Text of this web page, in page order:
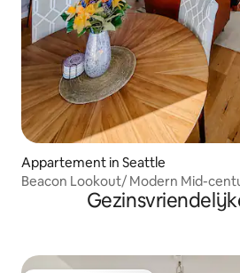
Appartement in Seattle
Beacon Lookout/ Modern Mid-